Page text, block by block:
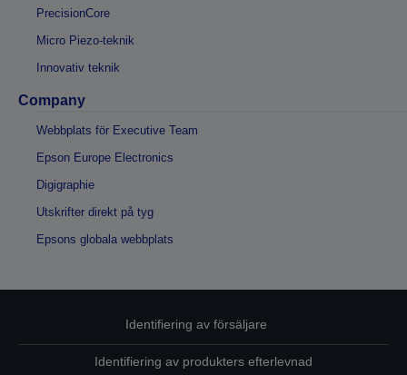
PrecisionCore
Micro Piezo-teknik
Innovativ teknik
Company
Webbplats för Executive Team
Epson Europe Electronics
Digigraphie
Utskrifter direkt på tyg
Epsons globala webbplats
Identifiering av försäljare
Identifiering av produkters efterlevnad